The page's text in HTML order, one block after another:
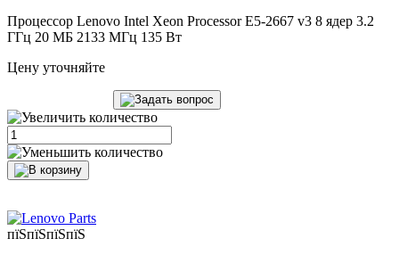
Процессор Lenovo Intel Xeon Processor E5-2667 v3 8 ядер 3.2
ГГц 20 МБ 2133 МГц 135 Вт
Цену уточняйте
пїЅпїЅпїЅпїЅ